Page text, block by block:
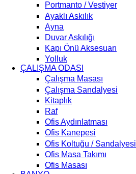
Portmanto / Vestiyer
Ayaklı Askılık
Ayna
Duvar Askılığı
Kapı Önü Aksesuarı
Yolluk
ÇALIŞMA ODASI
Çalışma Masası
Çalışma Sandalyesi
Kitaplık
Raf
Ofis Aydınlatması
Ofis Kanepesi
Ofis Koltuğu / Sandalyesi
Ofis Masa Takımı
Ofis Masası